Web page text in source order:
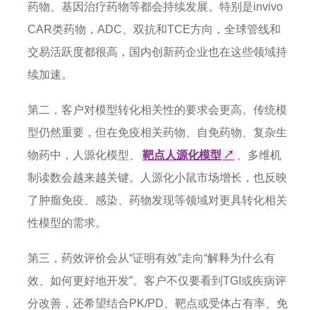
药物、基因治疗药物等都会持续发展。特别是invivo
CAR类药物，ADC、双抗和TCE方向，全球管线和
交易活跃度都很高，国内创新药企业也在这些领域持
续加速。
第二，客户对模型转化相关性的要求会更高。传统模
型仍然重要，但在免疫相关药物、自免药物、复杂生
物药中，人源化模型、
靶点人源化模型 ↗
、多维机
制读数会越来越关键。人源化小鼠市场增长，也反映
了肿瘤免疫、感染、药物发现等领域对更具转化相关
性模型的需求。
第三，药效评价会从“证明有效”走向“解释为什么有
效、如何更好地开发”。客户不仅要看到TGI或疾病评
分改善，还希望结合PK/PD、靶点或受体占有率、免